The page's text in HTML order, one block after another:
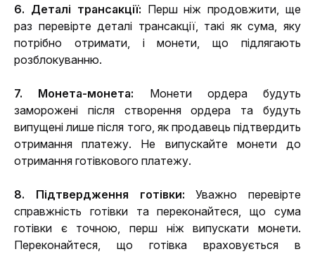
6. Деталі трансакції: Перш ніж продовжити, ще
раз перевірте деталі трансакції, такі як сума, яку
потрібно отримати, і монети, що підлягають
розблокуванню.
7. Монета-монета: Монети ордера будуть
заморожені після створення ордера та будуть
випущені лише після того, як продавець підтвердить
отримання платежу. Не випускайте монети до
отримання готівкового платежу.
8. Підтвердження готівки: Уважно перевірте
справжність готівки та переконайтеся, що сума
готівки є точною, перш ніж випускати монети.
Переконайтеся, що готівка враховується в